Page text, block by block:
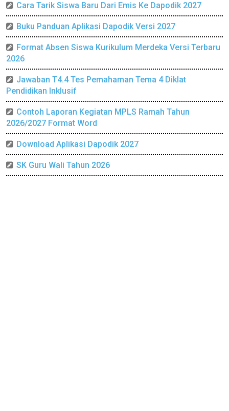
Cara Tarik Siswa Baru Dari Emis Ke Dapodik 2027
Buku Panduan Aplikasi Dapodik Versi 2027
Format Absen Siswa Kurikulum Merdeka Versi Terbaru
2026
Jawaban T4.4 Tes Pemahaman Tema 4 Diklat
Pendidikan Inklusif
Contoh Laporan Kegiatan MPLS Ramah Tahun
2026/2027 Format Word
Download Aplikasi Dapodik 2027
SK Guru Wali Tahun 2026